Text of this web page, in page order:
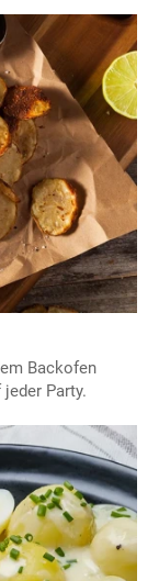
Backofen
Party.